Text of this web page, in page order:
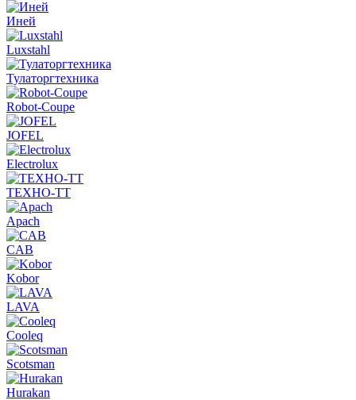
Иней
Luxstahl
Тулаторгтехника
Robot-Coupe
JOFEL
Electrolux
ТЕХНО-ТТ
Apach
CAB
Kobor
LAVA
Cooleq
Scotsman
Hurakan